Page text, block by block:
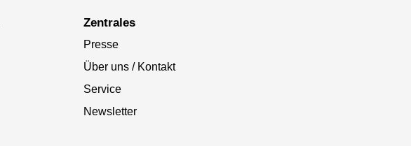
Zentrales
Presse
Über uns / Kontakt
Service
Newsletter